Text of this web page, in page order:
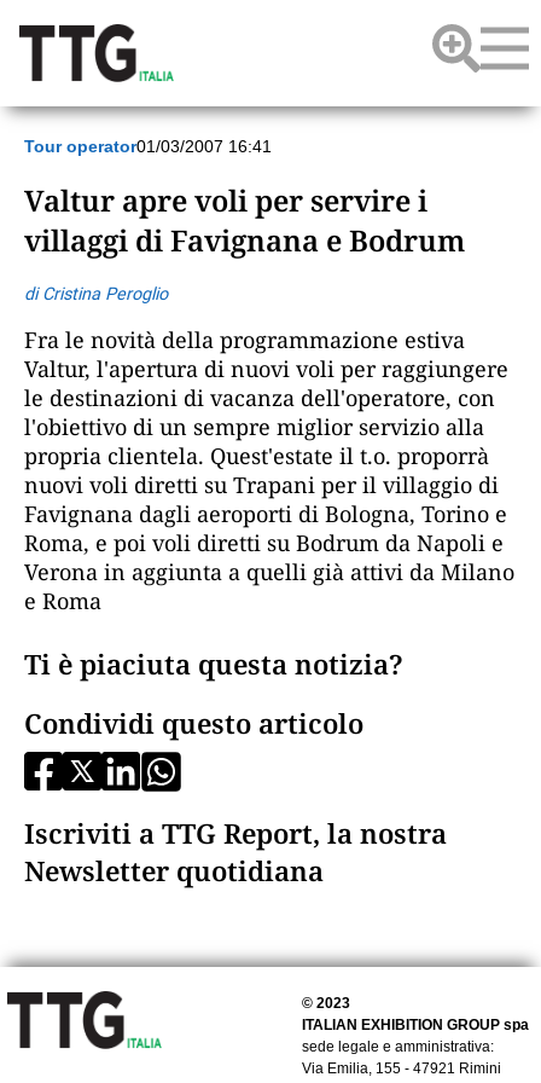
Tour operator01/03/2007 16:41
Valtur apre voli per servire i
villaggi di Favignana e Bodrum
di Cristina Peroglio
Fra le novità della programmazione estiva
Valtur, l'apertura di nuovi voli per raggiungere
le destinazioni di vacanza dell'operatore, con
l'obiettivo di un sempre miglior servizio alla
propria clientela. Quest'estate il t.o. proporrà
nuovi voli diretti su Trapani per il villaggio di
Favignana dagli aeroporti di Bologna, Torino e
Roma, e poi voli diretti su Bodrum da Napoli e
Verona in aggiunta a quelli già attivi da Milano
e Roma
Ti è piaciuta questa notizia?
Condividi questo articolo
Iscriviti a TTG Report, la nostra
Newsletter quotidiana
© 2023
ITALIAN EXHIBITION GROUP spa
sede legale e amministrativa:
Via Emilia, 155 - 47921 Rimini